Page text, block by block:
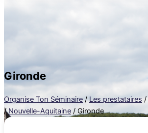
Gironde
Organise Ton Séminaire / Les prestataires /
/ Nouvelle-Aquitaine / Gironde